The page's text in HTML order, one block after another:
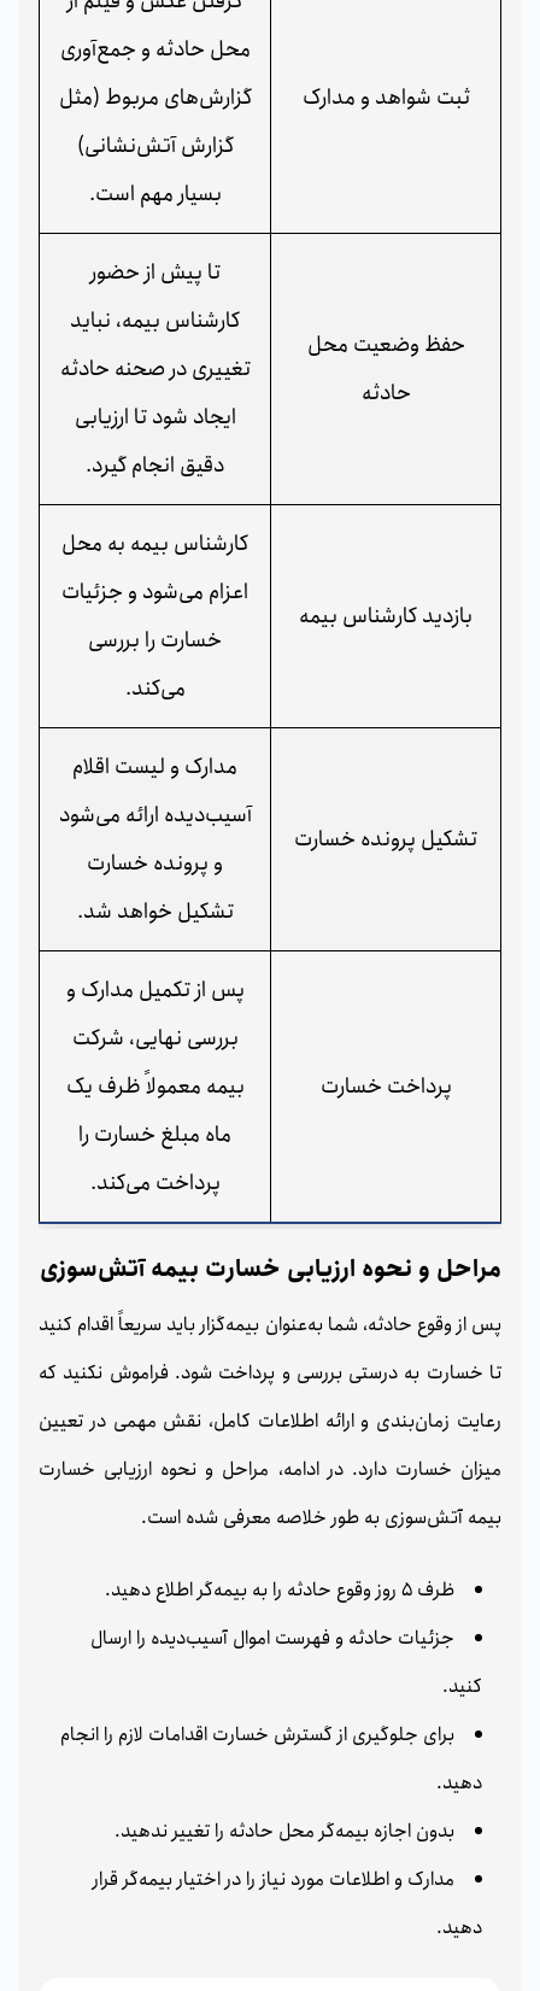
ثبت شواهد و مدارک
محل حادثه و جمع‌آوری
گزارش‌های مربوط (مثل
گزارش آتش‌نشانی)
بسیار مهم است.
حفظ وضعیت محل
حادثه
تا پیش از حضور
کارشناس بیمه، نباید
تغییری در صحنه حادثه
ایجاد شود تا ارزیابی
دقیق انجام گیرد.
بازدید کارشناس بیمه
کارشناس بیمه به محل
اعزام می‌شود و جزئیات
خسارت را بررسی
می‌کند.
تشکیل پرونده خسارت
مدارک و لیست اقلام
آسیب‌دیده ارائه می‌شود
و پرونده خسارت
تشکیل خواهد شد.
پرداخت خسارت
پس از تکمیل مدارک و
بررسی نهایی، شرکت
بیمه معمولاً ظرف یک
ماه مبلغ خسارت را
پرداخت می‌کند.
مراحل و نحوه ارزیابی خسارت بیمه آتش‌سوزی
پس از وقوع حادثه، شما به‌عنوان بیمه‌گزار باید سریعاً اقدام کنید
تا خسارت به درستی بررسی و پرداخت شود. فراموش نکنید که
رعایت زمان‌بندی و ارائه اطلاعات کامل، نقش مهمی در تعیین
میزان خسارت دارد. در ادامه، مراحل و نحوه ارزیابی خسارت
بیمه آتش‌سوزی به طور خلاصه معرفی شده است.
ظرف 5 روز وقوع حادثه را به بیمه‌گر اطلاع دهید.
جزئیات حادثه و فهرست اموال آسیب‌دیده را ارسال
کنید.
برای جلوگیری از گسترش خسارت اقدامات لازم را انجام
دهید.
بدون اجازه بیمه‌گر محل حادثه را تغییر ندهید.
مدارک و اطلاعات مورد نیاز را در اختیار بیمه‌گر قرار
دهید.